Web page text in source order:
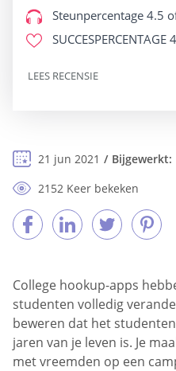
Steunpercentage 4.5
SUCCESPERCENTAGE
LEES RECENSIE
21 jun 2021 Bijgewerkt:
2152 Keer bekeken
College hookup-apps
studenten volledig
beweren dat het
jaren van je leven is. Je
met vreemden op een